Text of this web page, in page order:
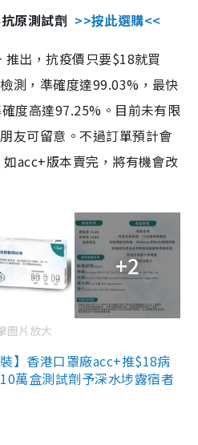
原測試劑 >>按此選購<<
出，抗疫價只要$18就買
測，準確度達99.03%，最快
度高達97.25%。目前未有限
友可留意。不過訂單預計會
acc+版本賣完，將有機會改
+2
圖片放大
】香港口罩廠acc+推$18病
萬盒測試劑予深水埗露宿者